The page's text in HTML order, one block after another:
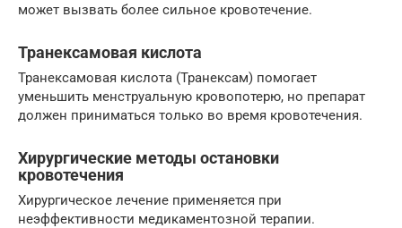
может вызвать более сильное кровотечение.
Транексамовая кислота
Транексамовая кислота (Транексам) помогает
уменьшить менструальную кровопотерю, но препарат
должен приниматься только во время кровотечения.
Хирургические методы остановки
кровотечения
Хирургическое лечение применяется при
неэффективности медикаментозной терапии.